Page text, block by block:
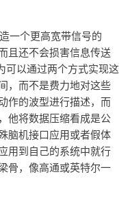
一个更高宽带信号的
且还不会损害信息传送
可以通过两个方式实现这
，而不是费力地对这些
作的波型进行描述，而
他将数据压缩看成是公
脑机接口应用或者假体
用到自己的系统中就行
骨，像高通或英特尔一